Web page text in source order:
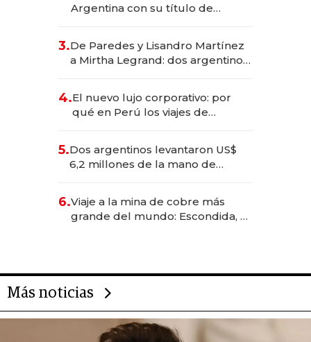
Argentina con su título de
las marcas "fast premium"
3.De Paredes y Lisandro Martínez
a Mirtha Legrand: dos argentinos
4.El nuevo lujo corporativo: por
qué en Perú los viajes de
transformadoras
5.Dos argentinos levantaron US$
6,2 millones de la mano de
6.Viaje a la mina de cobre más
grande del mundo: Escondida, el
Más noticias